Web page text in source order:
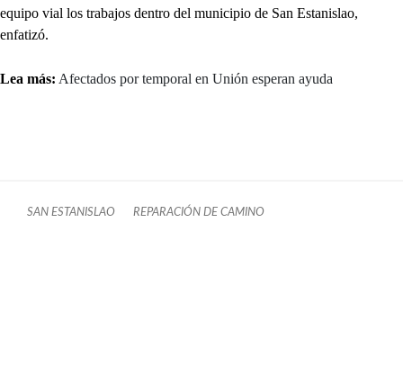
equipo vial los trabajos dentro del municipio de San Estanislao,
enfatizó.
Lea más: Afectados por temporal en Unión esperan ayuda
SAN ESTANISLAO REPARACIÓN DE CAMINO